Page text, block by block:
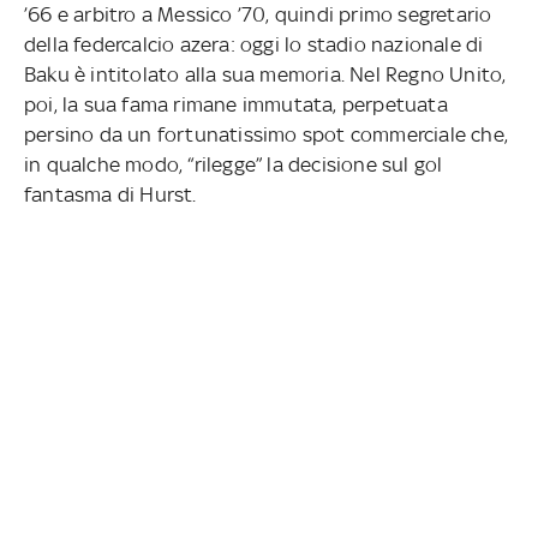
’66 e arbitro a Messico ’70, quindi primo segretario
della federcalcio azera: oggi lo stadio nazionale di
Baku è intitolato alla sua memoria. Nel Regno Unito,
poi, la sua fama rimane immutata, perpetuata
persino da un fortunatissimo spot commerciale che,
in qualche modo, “rilegge” la decisione sul gol
fantasma di Hurst.